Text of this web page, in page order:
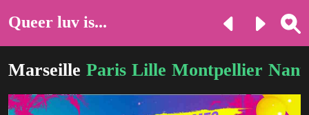
Queer luv is...
Marseille Paris Lille Montpellier